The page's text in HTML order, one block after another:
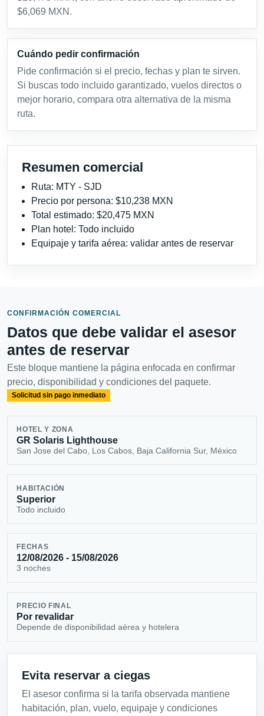
$6,069 MXN.
Cuándo pedir confirmación
Pide confirmación si el precio, fechas y plan te sirven.
Si buscas todo incluido garantizado, vuelos directos o
mejor horario, compara otra alternativa de la misma
ruta.
Resumen comercial
Ruta: MTY - SJD
Precio por persona: $10,238 MXN
Total estimado: $20,475 MXN
Plan hotel: Todo incluido
Equipaje y tarifa aérea: validar antes de reservar
CONFIRMACIÓN COMERCIAL
Datos que debe validar el asesor
antes de reservar
Este bloque mantiene la página enfocada en confirmar
precio, disponibilidad y condiciones del paquete.
Solicitud sin pago inmediato
HOTEL Y ZONA
GR Solaris Lighthouse
San Jose del Cabo, Los Cabos, Baja California Sur, México
HABITACIÓN
Superior
Todo incluido
FECHAS
12/08/2026 - 15/08/2026
3 noches
PRECIO FINAL
Por revalidar
Depende de disponibilidad aérea y hotelera
Evita reservar a ciegas
El asesor confirma si la tarifa observada mantiene
habitación, plan, vuelo, equipaje y condiciones